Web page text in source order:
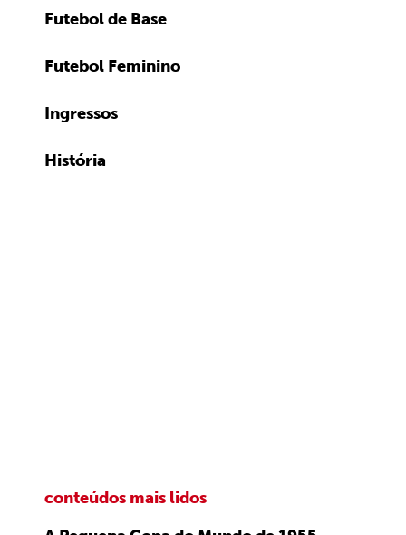
Futebol de Base
Futebol Feminino
Ingressos
História
conteúdos mais lidos